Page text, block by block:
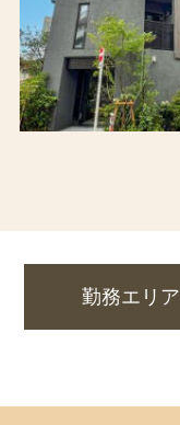
勤務エリア